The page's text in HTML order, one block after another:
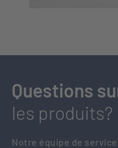
Questions
les produits?
Notre équipe de